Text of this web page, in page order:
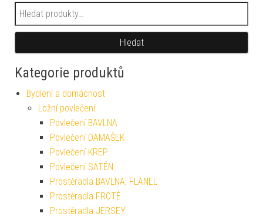
Hledat:
Hledat
Kategorie produktů
Bydlení a domácnost
Ložní povlečení
Povlečení BAVLNA
Povlečení DAMAŠEK
Povlečení KREP
Povlečení SATÉN
Prostěradla BAVLNA, FLANEL
Prostěradla FROTÉ
Prostěradla JERSEY